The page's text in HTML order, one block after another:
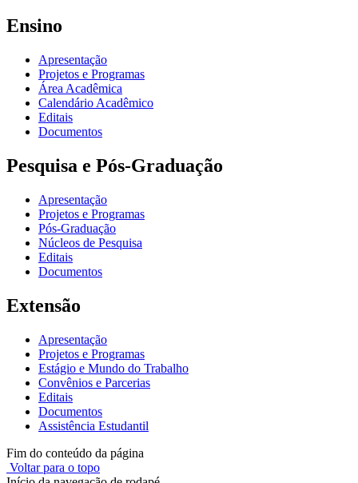
Ensino
Apresentação
Projetos e Programas
Área Acadêmica
Calendário Acadêmico
Editais
Documentos
Pesquisa e Pós-Graduação
Apresentação
Projetos e Programas
Pós-Graduação
Núcleos de Pesquisa
Editais
Documentos
Extensão
Apresentação
Projetos e Programas
Estágio e Mundo do Trabalho
Convênios e Parcerias
Editais
Documentos
Assistência Estudantil
Fim do conteúdo da página
Voltar para o topo